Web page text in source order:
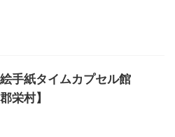
手紙タイムカプセル館
栄村】